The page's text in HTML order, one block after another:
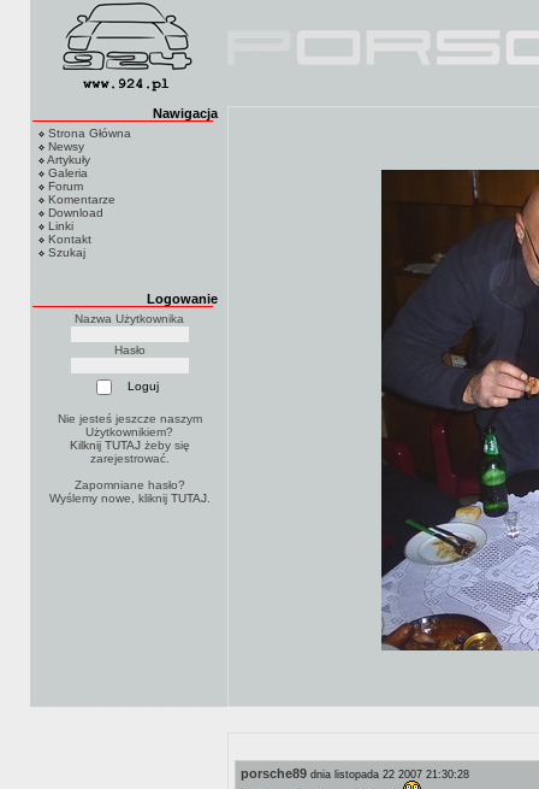
Nawigacja
Strona Główna
Newsy
Artykuły
Galeria
Forum
Komentarze
Download
Linki
Kontakt
Szukaj
Logowanie
Nazwa Użytkownika
Hasło
Nie jesteś jeszcze naszym
Użytkownikiem?
Kilknij TUTAJżeby się
zarejestrować.
Zapomniane hasło?
Wyślemy nowe, kliknij TUTAJ.
porsche89 dnia listopada 22 2007 21:30:28